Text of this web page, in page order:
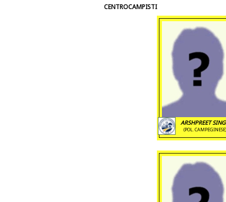
CENTROCAMPISTI
ARSHPREET
(POL. CAMPEGINESE)